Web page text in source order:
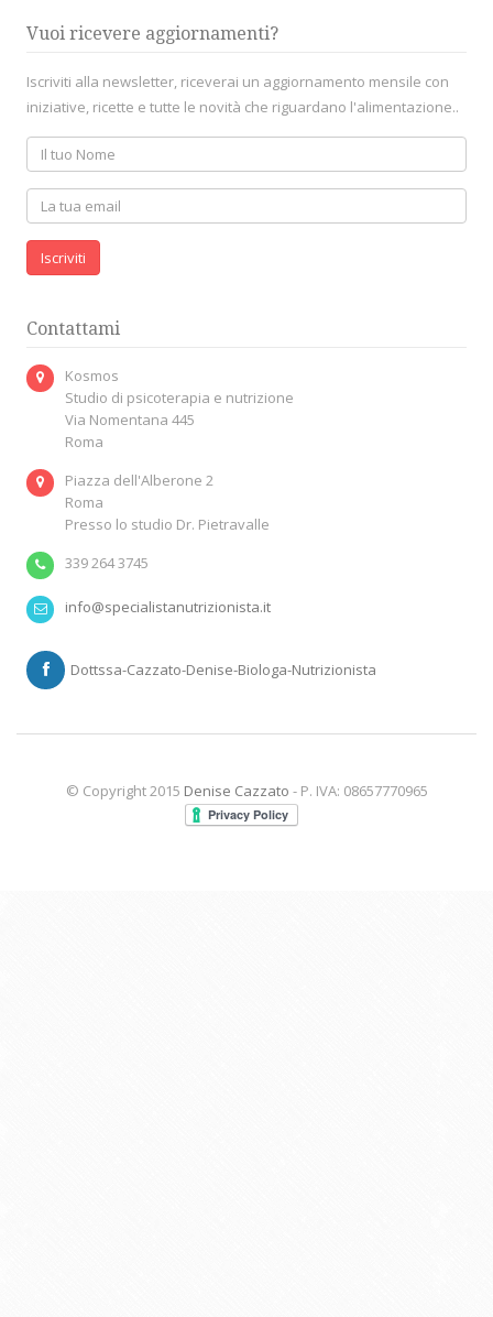
Vuoi ricevere aggiornamenti?
Iscriviti alla newsletter, riceverai un aggiornamento mensile con
iniziative, ricette e tutte le novità che riguardano l'alimentazione..
Iscriviti
Contattami
Kosmos
Studio di psicoterapia e nutrizione
Via Nomentana 445
Roma
Piazza dell'Alberone 2
Roma
Presso lo studio Dr. Pietravalle
339 264 3745
info@specialistanutrizionista.it
Dottssa-Cazzato-Denise-Biologa-Nutrizionista
© Copyright 2015 Denise Cazzato - P. IVA: 08657770965